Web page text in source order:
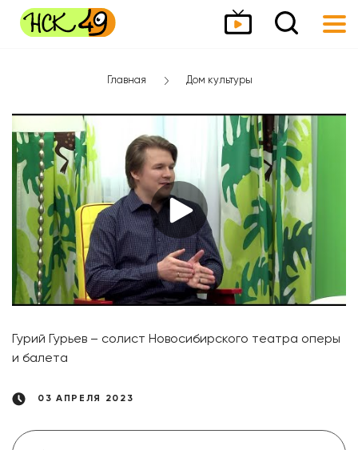
Главная Дом культуры
Гурий Гурьев – солист Новосибирского театра оперы
и балета
03 АПРЕЛЯ 2023